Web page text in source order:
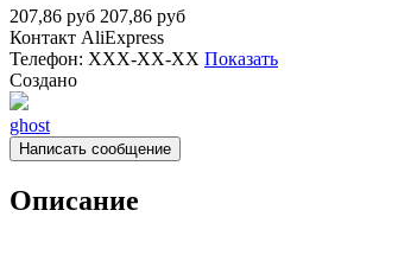
207,86 руб 207,86 руб
Контакт AliExpress
Телефон: XXX-XX-XX Показать
Создано
ghost
Написать сообщение
Описание